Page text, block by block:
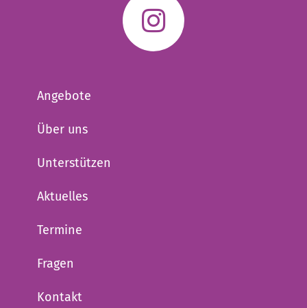
Angebote
Über uns
Unterstützen
Aktuelles
Termine
Fragen
Kontakt